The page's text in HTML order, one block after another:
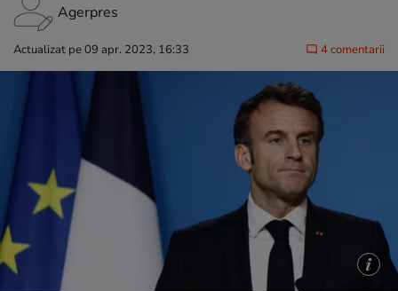
Agerpres
Actualizat pe 09 apr. 2023, 16:33 4 comentarii